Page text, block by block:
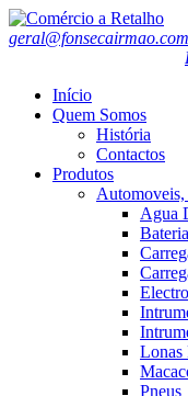
geral@fonsecairmao.com
Início
Quem Somos
História
Contactos
Produtos
Automoveis,
Agua
Lonas
Pneus